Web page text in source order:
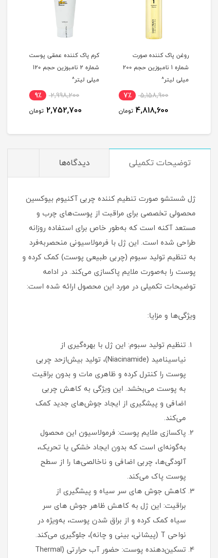
روغن پاک کننده صورت
شماره 1 نامبوزین حجم 200
میلی لیتر^
5,158,900 7٪
4,818,600 تومان
کرم پاک کننده عمقی پوست
شماره 2 نامبوزین حجم 120
میلی لیتر^
2,998,200 9٪
2,752,700 تومان
توضیحات تکمیلی دیدگاه‌ها
ژل شستشو صورت تنطیم کننده چربی آکنیوم بیوکسین
محصولی تخصصی برای مراقبت از پوست‌های چرب و
مستعد آکنه است که به‌طور خاص برای استفاده روزانه
طراحی شده است. این ژل با فرمولاسیونی منحصربه‌فرد
به تنظیم تولید سبوم (چربی طبیعی پوست) کمک کرده و
پوست را به‌صورت ملایم پاکسازی می‌کند. در ادامه
توضیحات تکمیلی در مورد این محصول ارائه شده است:
ویژگی‌ها و مزایا:
تنظیم تولید سبوم: این ژل با بهره‌گیری از
نیاسینامید (Niacinamide)، تولید بیش‌ازحد چربی
پوست را کنترل کرده و ظاهری مات و بدون براقیت
به پوست می‌بخشد. این ویژگی به کاهش چربی
اضافی و پیشگیری از ایجاد جوش‌های جدید کمک
می‌کند.
پاکسازی ملایم پوست: فرمولاسیون این محصول
به‌گونه‌ای است که بدون ایجاد خشکی یا تحریک،
آلودگی‌ها، چربی اضافی و ناخالصی‌ها را از سطح
پوست پاک می‌کند.
کاهش جوش های سر سیاه و پیشگیری از
براقیت: این ژل به کاهش ظاهر جوش های سر
سیاه کمک کرده و از براق شدن پوست، به‌ویژه در
نواحی T (پیشانی، بینی و چانه)، جلوگیری می‌کند.
تسکین‌دهنده پوست: حضور آب حرارتی (Thermal